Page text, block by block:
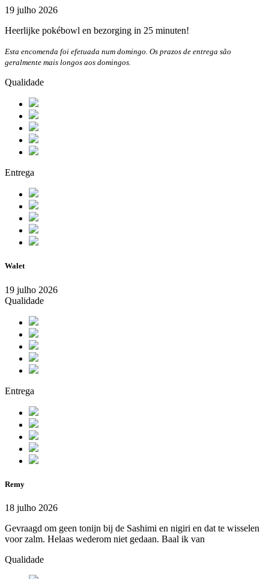
19 julho 2026
Heerlijke pokébowl en bezorging in 25 minuten!
Esta encomenda foi efetuada num domingo. Os prazos de entrega são
geralmente mais longos aos domingos.
Qualidade
Entrega
Walet
19 julho 2026
Qualidade
Entrega
Remy
18 julho 2026
Gevraagd om geen tonijn bij de Sashimi en nigiri en dat te wisselen
voor zalm. Helaas wederom niet gedaan. Baal ik van
Qualidade